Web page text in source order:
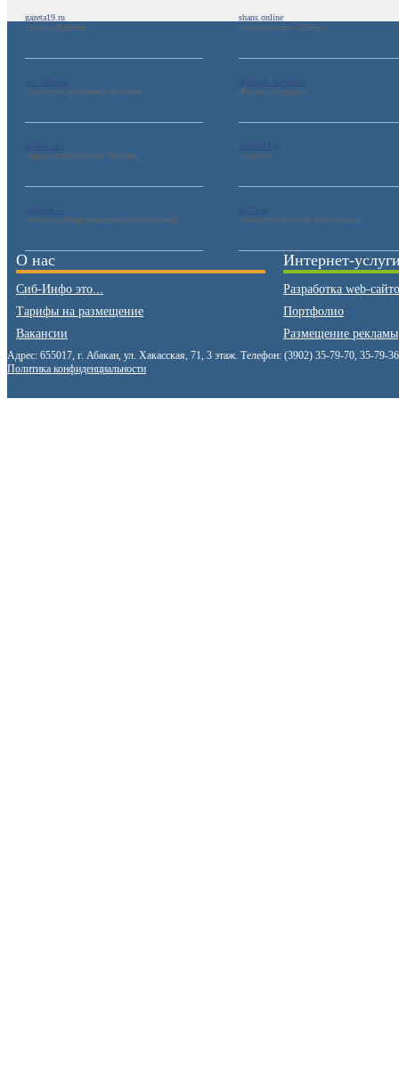
gazeta19.ru
Газета «Хакасия»
shans.online
Еженедельник «Шанс»
Сибирская рекламная компания
Журнал «Сорока»
Официальный портал Абакана
Репаблик
Агентство Информационных Сообщений
Агентство Деловой Информации
О нас
Сиб-Инфо это...
Тарифы на размещение
Вакансии
Интернет-
Разработка web-
Портфолио
Размещение рекламы
Адрес: 655017, г. Абакан, ул. Хакасская, 71, 3 этаж. Телефон: (3902) 35-79-70, 35-79-
Политика конфиденциальности